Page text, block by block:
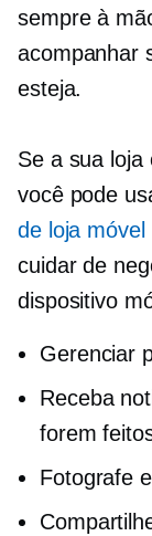
sempre à
acompanhar
esteja.
Se a sua loja
você pode
de loja móvel
cuidar de
dispositivo
Gerenciar
Receba
forem
Fotografe